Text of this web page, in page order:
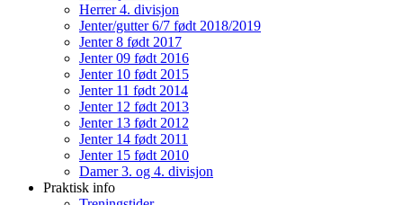
Herrer 4. divisjon
Jenter/gutter 6/7 født 2018/2019
Jenter 8 født 2017
Jenter 09 født 2016
Jenter 10 født 2015
Jenter 11 født 2014
Jenter 12 født 2013
Jenter 13 født 2012
Jenter 14 født 2011
Jenter 15 født 2010
Damer 3. og 4. divisjon
Praktisk info